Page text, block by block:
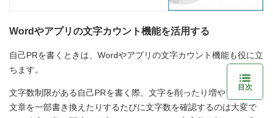
Wordやアプリの文字カウント機能を活用する
自己PRを書くときは、Wordやアプリの文字カウント機能も役に立
ちます。
文字数制限がある自己PRを書く際、文字を削ったり増やしたり、
文章を一部書き換えたりするたびに文字数を確認するのは大変で
目次